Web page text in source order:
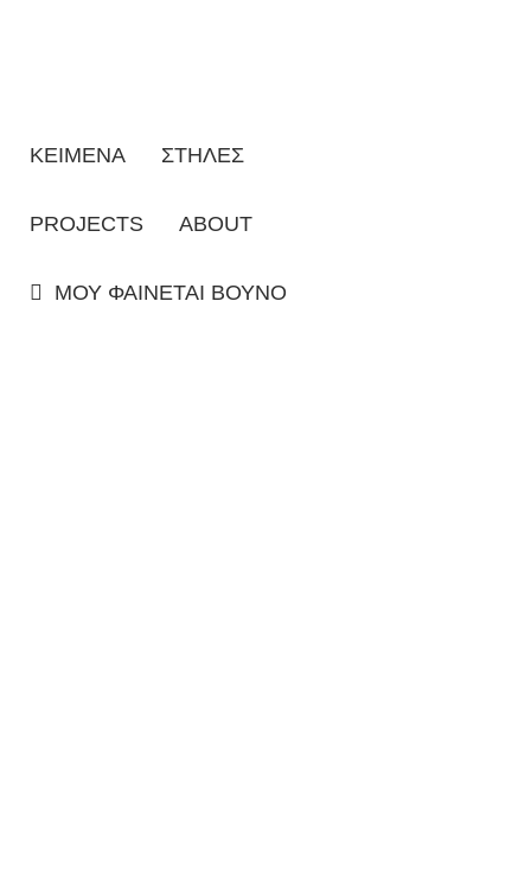
ΚΕΙΜΕΝΑ ΣΤΗΛΕΣ
PROJECTS ABOUT
ΜΟΥ ΦΑΙΝΕΤΑΙ ΒΟΥΝΟ